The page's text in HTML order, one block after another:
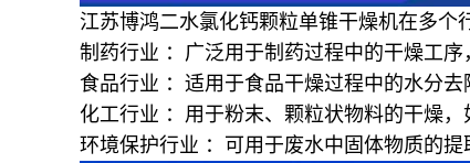
江苏博鸿二水氯化钙颗粒单锥干燥机在多个
制药行业 ：广泛用于制药过程中的干燥工
食品行业 ：适用于食品干燥过程中的水分
化工行业 ：用于粉末、颗粒状物料的干燥
环境保护行业 ：可用于废水中固体物质的